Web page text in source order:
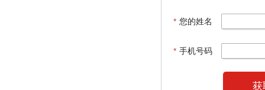
* 您的姓名
* 手机号码
获